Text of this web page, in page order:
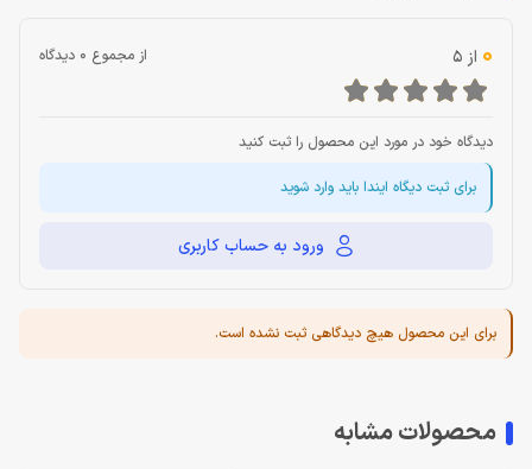
0 از 5 از مجموع 0 دیدگاه
دیدگاه خود در مورد این محصول را ثبت کنید
برای ثبت دیگاه ایندا باید وارد شوید
ورود به حساب کاربری
برای این محصول هیچ دیدگاهی ثبت نشده است.
محصولات مشابه